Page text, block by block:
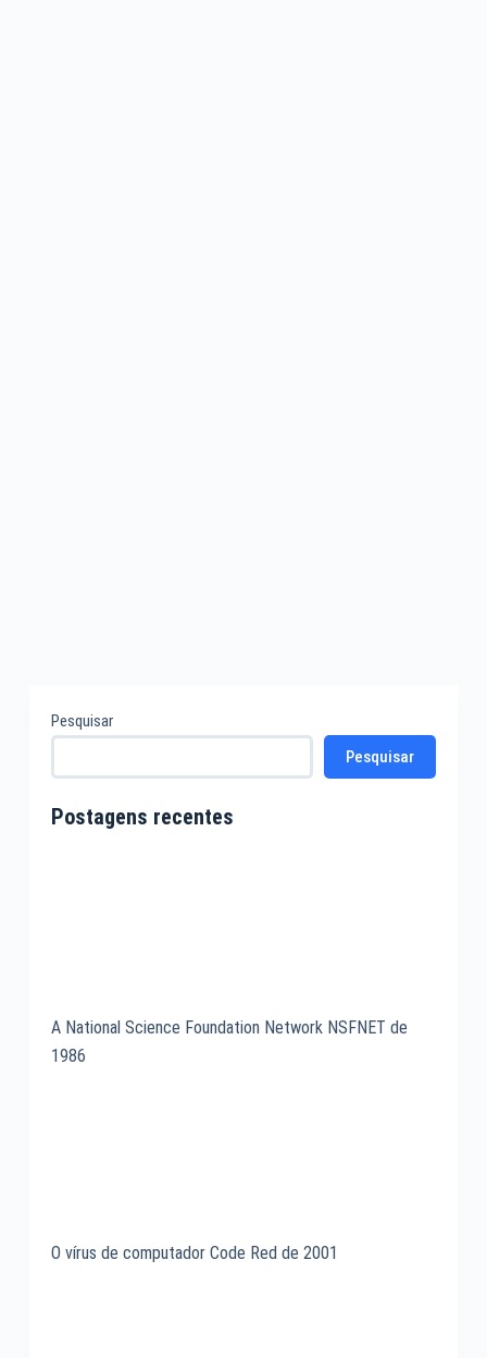
Pesquisar
Pesquisar
Postagens recentes
A National Science Foundation Network NSFNET de
1986
O vírus de computador Code Red de 2001